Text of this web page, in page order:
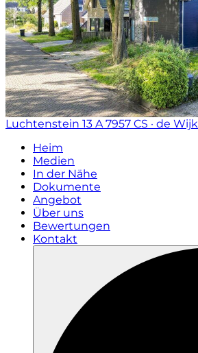
Luchtenstein 13 A 7957 CS · de Wijk
Heim
Medien
In der Nähe
Dokumente
Angebot
Über uns
Bewertungen
Kontakt